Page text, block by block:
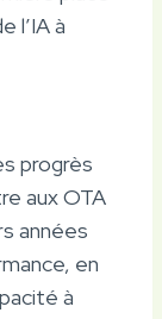
l’IA à
progrès
aux OTA
années
en
à